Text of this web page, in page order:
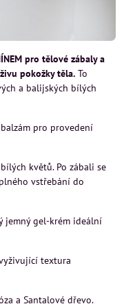
pro tělové zábaly a
pokožky těla. To
a balijských bílých
pro provedení
květů. Po zábali se
vstřebání do
jemný gel-krém ideální
textura
a Santalové dřevo.